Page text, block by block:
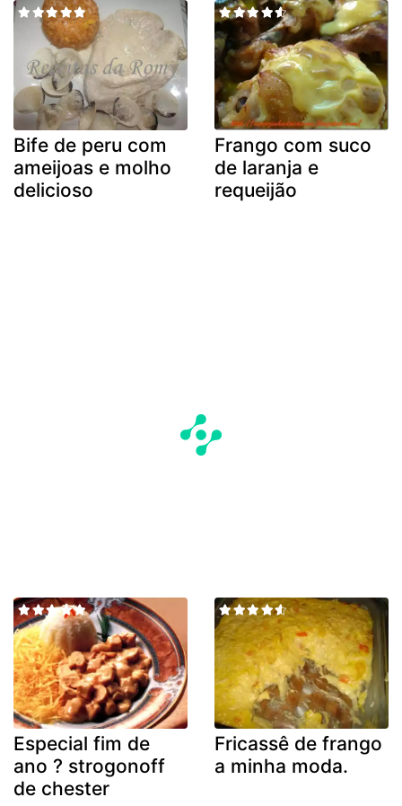
Bife de peru com
ameijoas e molho
delicioso
Frango com suco
de laranja e
requeijão
Especial fim de
ano ? strogonoff
de chester
Fricassê de frango
a minha moda.